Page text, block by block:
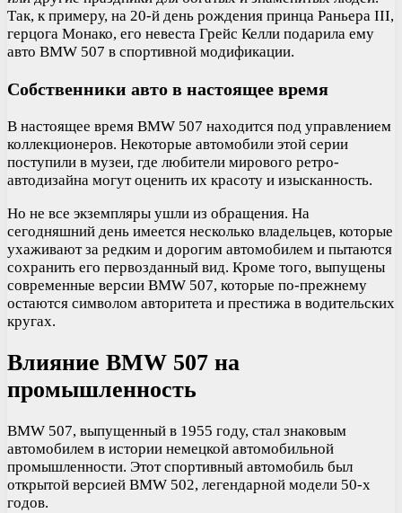
Так, к примеру, на 20-й день рождения принца Раньера III,
герцога Монако, его невеста Грейс Келли подарила ему
авто BMW 507 в спортивной модификации.
Собственники авто в настоящее время
В настоящее время BMW 507 находится под управлением
коллекционеров. Некоторые автомобили этой серии
поступили в музеи, где любители мирового ретро-
автодизайна могут оценить их красоту и изысканность.
Но не все экземпляры ушли из обращения. На
сегодняшний день имеется несколько владельцев, которые
ухаживают за редким и дорогим автомобилем и пытаются
сохранить его первозданный вид. Кроме того, выпущены
современные версии BMW 507, которые по-прежнему
остаются символом авторитета и престижа в водительских
кругах.
Влияние BMW 507 на
промышленность
BMW 507, выпущенный в 1955 году, стал знаковым
автомобилем в истории немецкой автомобильной
промышленности. Этот спортивный автомобиль был
открытой версией BMW 502, легендарной модели 50-х
годов.